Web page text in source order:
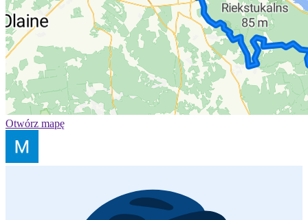
Otwórz mapę